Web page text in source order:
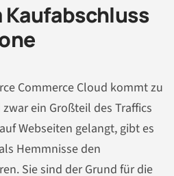
Kaufabschluss
Commerce Cloud kommt zu
ein Großteil des Traffics
Webseiten gelangt, gibt es
Hemmnisse den
Sie sind der Grund für die